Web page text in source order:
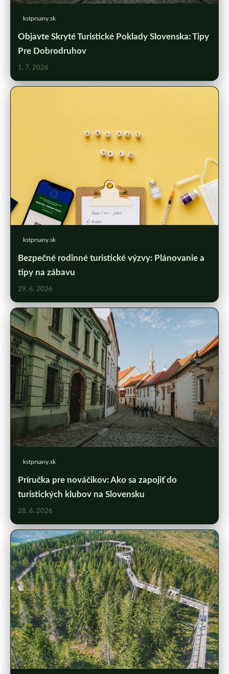
kstprsany.sk
Objavte Skryté Turistické Poklady Slovenska: Tipy
Pre Dobrodruhov
1. 7. 2026
kstprsany.sk
Bezpečné rodinné turistické výzvy: Plánovanie a
tipy na zábavu
29. 6. 2026
kstprsany.sk
Príručka pre nováčikov: Ako sa zapojiť do
turistických klubov na Slovensku
28. 6. 2026